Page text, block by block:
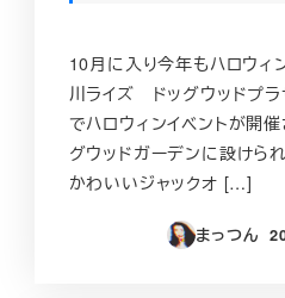
10月に入り今年もハロウ
川ライズ ドッグウッドプ
でハロウィンイベントが開
グウッドガーデンに設けら
かわいいジャックオ […]
まっつん